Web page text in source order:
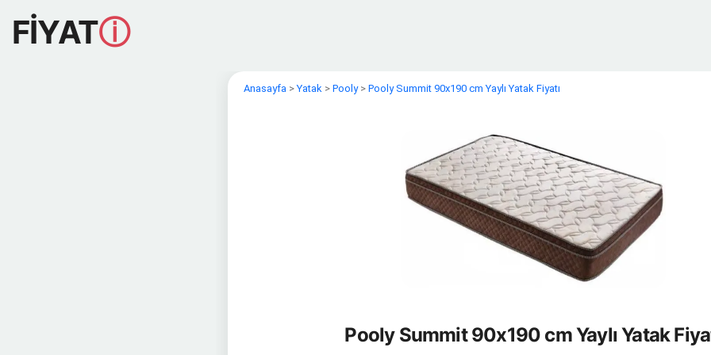
FİYATⓘ
Anasayfa >Yatak > Pooly> Pooly Summit 90x190 cm Yaylı Yatak Fiyatı
Pooly Summit 90x190 cm Yaylı Yatak